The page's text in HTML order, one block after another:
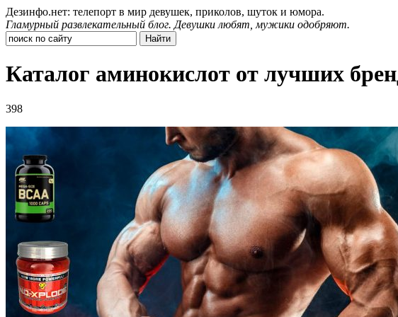
Дезинфо.нет: телепорт в мир девушек, приколов, шуток и юмора.
Гламурный развлекательный блог. Девушки любят, мужики одобряют.
Каталог аминокислот от лучших
398